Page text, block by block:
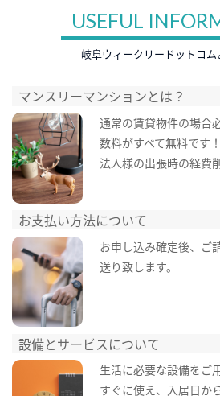
USEFUL
岐阜ウィークリードットコ
マンスリーマンションとは？
通常の賃貸物件の場合
数料がすべて無料です！
法人様の出張時の経費
お支払い方法について
お申し込み確定後、ご
送り致します。
設備とサービスについて
生活に必要な設備をご
すぐに使え、入居日か